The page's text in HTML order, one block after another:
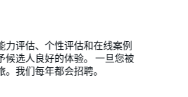
评估、个性评估和在线案例
选人良好的体验。 一旦您被
我们每年都会招聘。